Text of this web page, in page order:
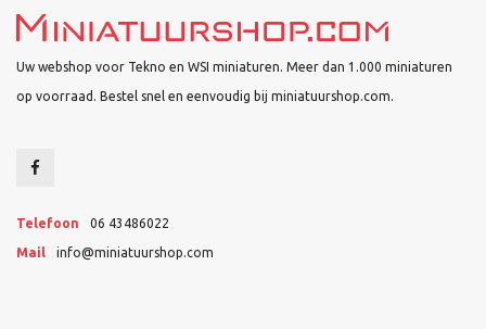
Uw webshop voor Tekno en WSI miniaturen. Meer dan 1.000 miniaturen
op voorraad. Bestel snel en eenvoudig bij miniatuurshop.com.
Telefoon 06 43486022
Mail info@miniatuurshop.com